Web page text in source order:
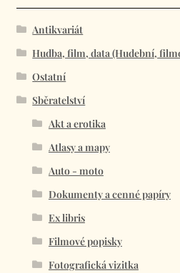
Antikvariát
Hudba, film, data (Hudební,
Ostatní
Sběratelství
Akt a erotika
Atlasy a mapy
Auto - moto
Dokumenty a cenné papíry
Ex libris
Filmové popisky
Fotografická vizitka